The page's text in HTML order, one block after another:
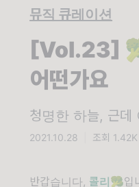
뮤직 큐레이션
[Vol.23] 🥦
어떤가요
청명한 하늘, 근데
2021.10.28 조회 1.42K
반갑습니다, 콜리 🥦입